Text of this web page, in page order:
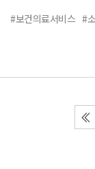
#보건의료서비스 #
첫